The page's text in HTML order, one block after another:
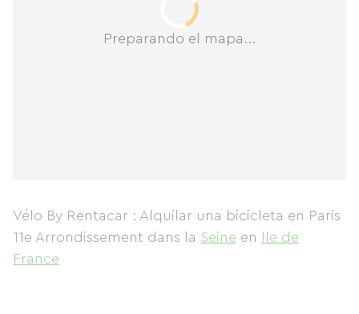
Preparando el mapa...
Vélo By Rentacar : Alquilar una bicicleta en Paris
11e Arrondissement dans la Seine en Ile de
France